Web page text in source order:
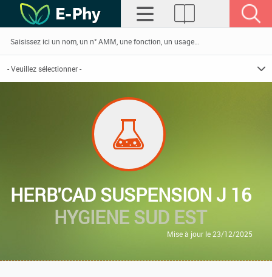
HERB'CAD SUSPENSION J 16
HYGIENE SUD EST
Mise à jour le 23/12/2025